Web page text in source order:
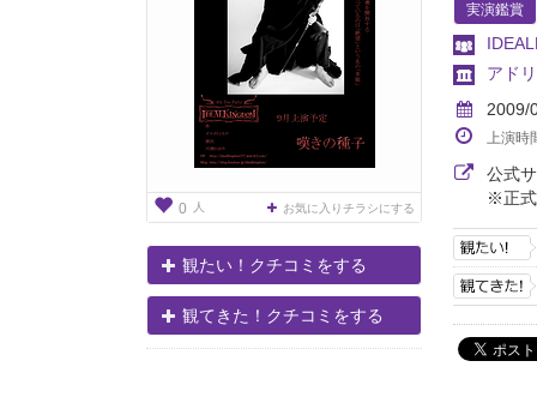
0 人 お気に入りチラシにする
観たい！クチコミをする
観てきた！クチコミをする
実演鑑賞
アド
2009/
上演時
公式
※正式